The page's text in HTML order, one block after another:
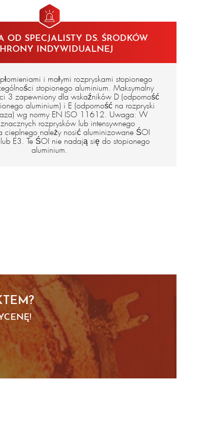
CE
OD SPECJALISTY DS. ŚRODKÓW
INDYWIDUALNEJ
i małymi rozpryskami stopionego
stopionego aluminium. Maksymalny
3 zapewniony dla wskaźników D (odporność
aluminium) i E (odporność na rozpryski
wg normy EN ISO 11612. Uwaga: W
rozprysków lub intensywnego
cieplnego należy nosić aluminizowane ŚOI
E3. Te ŚOI nie nadają się do stopionego
aluminium.